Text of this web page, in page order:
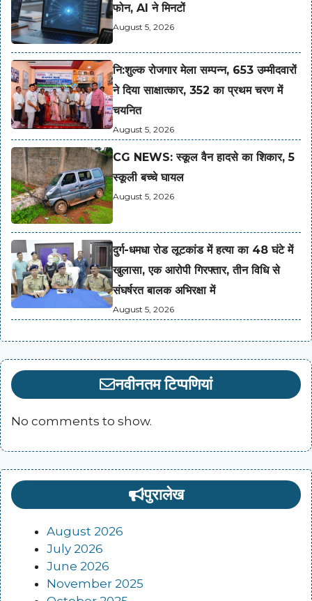
फोन, AI ने मिनटों
August 5, 2026
नि:शुल्क रोजगार मेला सम्पन्न, 653 उम्मीदवारों
ने दिया साक्षात्कार, 352 का प्रथम चरण में
चयनित
August 5, 2026
CG NEWS: स्कूल वैन हादसे का शिकार, 5
स्कूली बच्चे घायल
August 5, 2026
दुर्ग-धमधा रोड लूटकांड में हत्या का 48 घंटे में
खुलासा, एक आरोपी गिरफ्तार, तीन विधि से
संघर्षरत बालक अभिरक्षा में
August 5, 2026
नवीनतम टिप्पणियां
No comments to show.
पुरालेख
August 2026
July 2026
June 2026
November 2025